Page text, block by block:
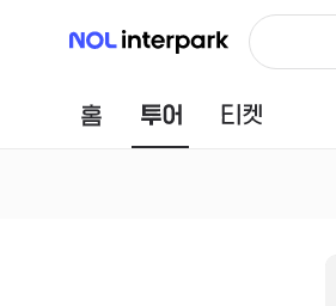
NOL 인터파크
홈 투어